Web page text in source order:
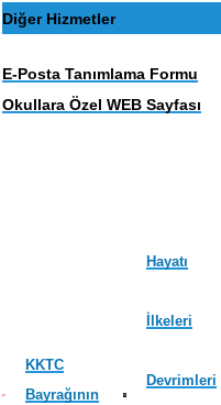
Diğer Hizmetler
E-Posta Tanımlama Formu
Okullara Özel WEB Sayfası
KKTC
Bayrağının
Hayatı
İlkeleri
Devrimleri